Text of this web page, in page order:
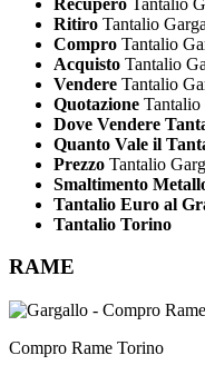
Ritiro Tantalio
Compro Tantalio
Acquisto Tantalio
Vendere Tantalio
Quotazione
Dove Vendere
Quanto Vale il
Prezzo Tantalio
Smaltimento
Tantalio Euro al
Tantalio Torino
RAME
Compro Rame Torino